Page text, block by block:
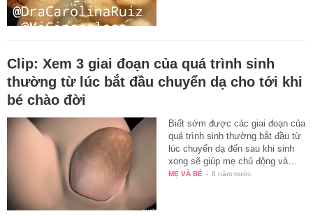
Clip: Xem 3 giai đoạn của quá trình sinh
thường từ lúc bắt đầu chuyển dạ cho tới khi
bé chào đời
Biết sớm được các giai đoạn của
quá trình sinh thường bắt đầu từ
lúc chuyển dạ đến sau khi sinh
xong sẽ giúp mẹ chủ động và…
MẸ VÀ BÉ - 8 năm trước